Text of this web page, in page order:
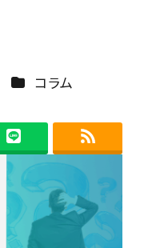
カテゴリー
コラム